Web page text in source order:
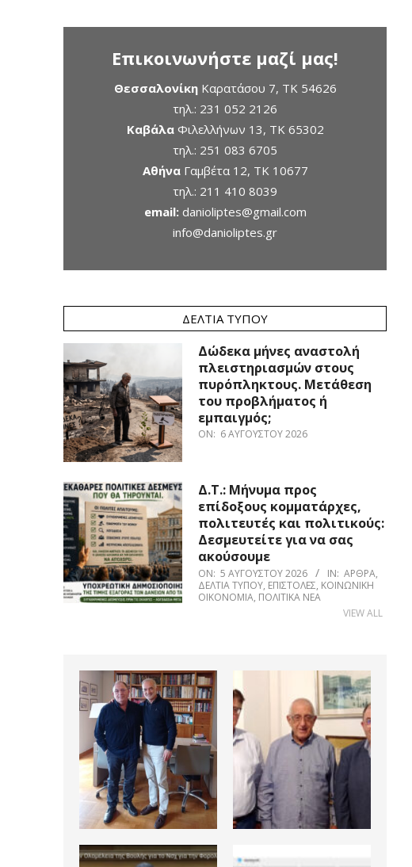
Επικοινωνήστε μαζί μας!
ΘεσσαλονίκηΚαρατάσου 7, TK 54626
τηλ.: 231 052 2126
ΚαβάλαΦιλελλήνων 13, ΤΚ 65302
τηλ.: 251 083 6705
ΑθήναΓαμβέτα 12, ΤΚ 10677
τηλ.: 211 410 8039
email: danioliptes@gmail.com
info@danioliptes.gr
ΔΕΛΤΊΑ ΤΎΠΟΥ
Δώδεκα μήνες αναστολή
πλειστηριασμών στους
πυρόπληκτους. Μετάθεση
του προβλήματος ή
εμπαιγμός;
ON: 6 ΑΥΓΟΎΣΤΟΥ 2026
Δ.Τ.: Μήνυμα προς
επίδοξους κομματάρχες,
πολιτευτές και πολιτικούς:
Δεσμευτείτε για να σας
ακούσουμε
ON: 5 ΑΥΓΟΎΣΤΟΥ 2026 IN: ΆΡΘΡΑ,
ΔΕΛΤΊΑ ΤΎΠΟΥ, ΕΠΙΣΤΟΛΈΣ, ΚΟΙΝΩΝΙΚΉ
ΟΙΚΟΝΟΜΊΑ, ΠΟΛΙΤΙΚΆ ΝΈΑ
VIEW ALL